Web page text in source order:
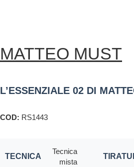
MATTEO MUST
L’ESSENZIALE 02 DI
COD: RS1443
TECNICA
Tecnica
mista